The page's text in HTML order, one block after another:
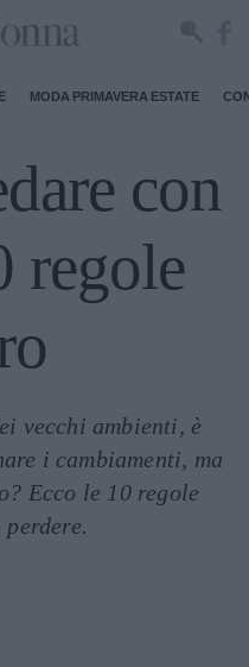
MODA PRIMAVERA ESTATE
con
regole
vecchi ambienti, è
i cambiamenti, ma
Ecco le 10 regole